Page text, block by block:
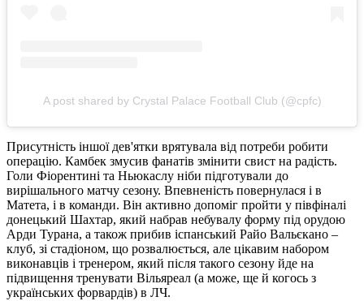
A post shared by Crystal Palace Football Club (@cpfc)
Присутність іншої дев'ятки врятувала від потреби робити
операцію. Камбек змусив фанатів змінити свист на радість.
Голи Фіорентині та Ньюкаслу ніби підготували до
вирішального матчу сезону. Впевненість повернулася і в
Матета, і в команди. Він активно допоміг пройти у півфіналі
донецький Шахтар, який набрав небувалу форму під орудою
Арди Турана, а також прибив іспанський Райо Вальєкано –
клуб, зі стадіоном, що розвалюється, але цікавим набором
виконавців і тренером, який після такого сезону йде на
підвищення тренувати Вільяреал (а може, ще й когось з
українських форвардів) в ЛЧ.